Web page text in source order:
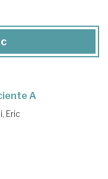
A
Eric